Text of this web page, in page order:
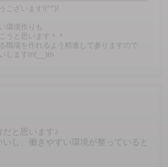
ございます!(^^)!
環境作りも
うと思います＾＾
職場を作れるよう精進して参りますので
しますm(__)m
と思います♪
し、働きやすい環境が整っていると